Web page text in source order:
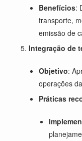
Benefícios:
transporte,
emissão de
Integração de
Objetivo:
operações
Práticas